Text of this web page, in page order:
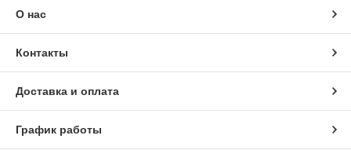
О нас
Контакты
Доставка и оплата
График работы